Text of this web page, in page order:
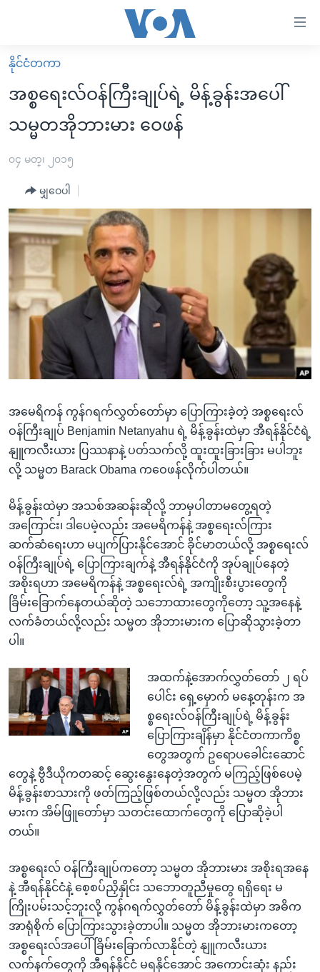
လွယ်ကူ
စေ
သည့်
များ
အကြောင်းအရာ
သို့
ကျော်
ရန်
ပင်မ
စာမျက်နှာ
သို့
ကြည့်
ရှာဖွေ
နေရာ
မူလစာမျက်နှာ
မြန်မာ
ကမ္ဘာ့သတင်းများ
အစ္စရေး-ပါလက်စတိုင်း
ရပ်ဝန်းတခု လမ်းတခု အလွန်
အင်္ဂလိပ်စာလေ့လာမယ်
အမေရိကန်သုံးအီဒီယံ
မကြေးမုံရဲ့ အင်္ဂလိပ်စာ
ရုပ်ရှင်ထဲက အင်္ဂလိပ်စာ
သုတပဒေသာ အင်္ဂလိပ်စာ
အပတ်စဉ်ကဏ္ဍများ
ရေဒီယို
တီဗွီ
ရေဒီယိုနှင့်ရုပ်သံ အချက်အလက်များ
ရေဒီယို/တီဗွီအစီအစဉ်
Learning English
ဗွီအိုအေ လူမှုကွန်ယက်များ
ဘာသာစကားများ
နိုင်ငံတကာ
အစ္စရေးလ်ဝန်ကြီးချုပ်ရဲ့ မိန့်ခွန်းအပေါ်
သမ္မတအိုဘားမား ဝေဖန်
၀၄ မတ္၊ ၂၀၁၅
မျှဝေပါ
အမေရိကန် ကွန်ဂရက်လွှတ်တော်မှာ ပြောကြားခဲ့တဲ့ အစ္စရေးလ်
ဝန်ကြီးချုပ် Benjamin Netanyahu ရဲ့ မိန့်ခွန်းထဲမှာ အီရန်နိုင်ငံရဲ့
နျူကလီးယား ပြဿနာနဲ့ ပတ်သက်လို့ ထူးထူးခြားခြား မပါဘူး
လို့ သမ္မတ Barack Obama ကဝေဖန်လိုက်ပါတယ်။
မိန့်ခွန်းထဲမှာ အသစ်အဆန်းဆိုလို့ ဘာမှပါတာမတွေ့ရတဲ့
အကြောင်း၊ ဒါပေမဲ့လည်း အမေရိကန်နဲ့ အစ္စရေးလ်ကြား
ဆက်ဆံရေးဟာ မပျက်ပြားနိုင်အောင် ခိုင်မာတယ်လို့ အစ္စရေးလ်
ဝန်ကြီးချုပ်ရဲ့ ပြောကြားချက်နဲ့ အီရန်နိုင်ငံကို အုပ်ချုပ်နေတဲ့
အစိုးရဟာ အမေရိကန်နဲ့ အစ္စရေးလ်ရဲ့ အကျိုးစီးပွားတွေကို
ခြိမ်းခြောက်နေတယ်ဆိုတဲ့ သဘောထားတွေကိုတော့ သူ့အနေနဲ့
လက်ခံတယ်လို့လည်း သမ္မတ အိုဘားမားက ပြောဆိုသွားခဲ့တာ
ပါ။
အထက်နဲ့အောက်လွှတ်တော် ၂ ရပ်
ပေါင်း ရှေ့မှောက် မနေ့တုန်းက အ
စ္စရေးလ်ဝန်ကြီးချုပ်ရဲ့ မိန့်ခွန်း
ပြောကြားချိန်မှာ နိုင်ငံတကာကိစ္စ
တွေအတွက် ဥရောပခေါင်းဆောင်
တွေနဲ့ ဗွီဒီယိုကတဆင့် ဆွေးနွေးနေတဲ့အတွက် မကြည့်ဖြစ်ပေမဲ့
မိန့်ခွန်းစာသားကို ဖတ်ကြည့်ဖြစ်တယ်လို့လည်း သမ္မတ အိုဘား
မားက အိမ်ဖြူတော်မှာ သတင်းထောက်တွေကို ပြောဆိုခဲ့ပါ
တယ်။
အစ္စရေးလ် ဝန်ကြီးချုပ်ကတော့ သမ္မတ အိုဘားမား အစိုးရအနေ
နဲ့ အီရန်နိုင်ငံနဲ့ စေ့စပ်ညှိနှိုင်း သဘောတူညီမှုတွေ ရရှိရေး မ
ကြိုးပမ်းသင့်ဘူးလို့ ကွန်ဂရက်လွှတ်တော် မိန့်ခွန်းထဲမှာ အဓိက
အာရုံစိုက် ပြောကြားသွားခဲ့တာပါ။ သမ္မတ အိုဘားမားကတော့
အစ္စရေးလ်အပေါ် ခြိမ်းခြောက်လာနိုင်တဲ့ နျူကလီးယား
လက်နက်တွေကို အီရန်နိုင်ငံ မရနိုင်အောင် အကောင်းဆုံး နည်း